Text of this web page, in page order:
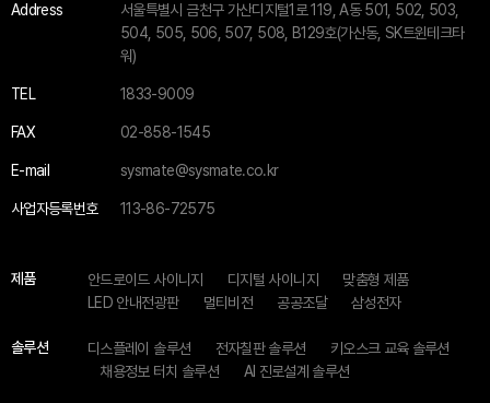
Address
서울특별시 금천구 가산디지털1로 119, A동 501, 502, 503,
504, 505, 506, 507, 508, B129호(가산동, SK트윈테크타
워)
TEL 1833-9009
FAX 02-858-1545
E-mail sysmate@sysmate.co.kr
사업자등록번호 113-86-72575
제품 안드로이드 사이니지 디지털 사이니지
맞춤형 제품
LED 안내전광판
멀티비전 공공조달 삼성전자
솔루션 디스플레이 솔루션 전자칠판 솔루션
키오스크 교육 솔루션
채용정보 터치 솔루션
AI 진로설계 솔루션